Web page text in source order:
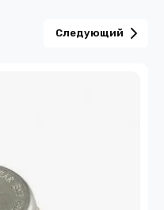
Следующий